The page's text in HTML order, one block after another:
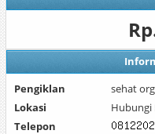
Pengiklan
sehat
Lokasi
Hubungi
Telepon